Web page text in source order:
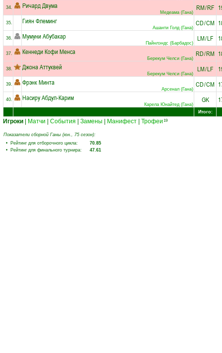
34. Ричард Двума
Медеама (Гана)
RM/RF
35. Гиян Флеминг
Ашанти Голд (Гана)
CD/CM
36. Мумуни Абубакар
Пайнлэндс (Барбадос)
LM/LF
37. Кеннеди Кофи Менса
Берекум Челси (Гана)
RD/RM
38. Джона Аттуквей
Берекум Челси (Гана)
LM/LF
39. Фрэнк Минта
Арсенал (Гана)
CD/CM
40. Насиру Абдул-Карим
Карела Юнайтед (Гана)
GK
Итого:
Игроки Матчи События Замены Манифест Трофеи 19
Показатели сборной Ганы (юн., 75 сезон):
• Рейтинг для отборочного цикла:
70.85
• Рейтинг для финального турнира:
47.61